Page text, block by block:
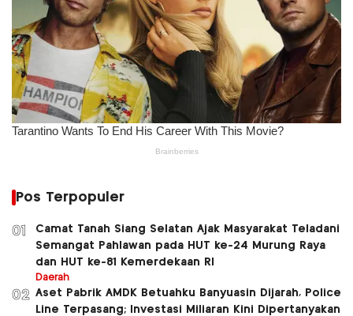
Pos Terpopuler
01
Camat Tanah Siang Selatan Ajak Masyarakat Teladani
Semangat Pahlawan pada HUT ke-24 Murung Raya
dan HUT ke-81 Kemerdekaan RI
Daerah
02 Aset Pabrik AMDK Betuahku Banyuasin Dijarah, Police
Line Terpasang; Investasi Miliaran Kini Dipertanyakan